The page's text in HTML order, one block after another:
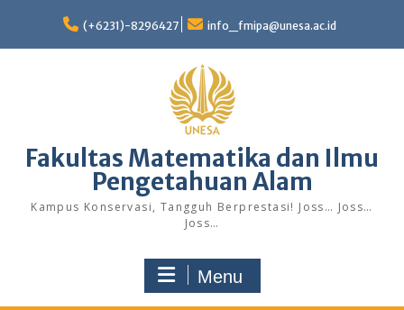
content
(+6231)-8296427 info_fmipa@unesa.ac.id
Fakultas Matematika dan Ilmu
Pengetahuan Alam
Kampus Konservasi, Tangguh Berprestasi! Joss… Joss…
Joss…
Menu